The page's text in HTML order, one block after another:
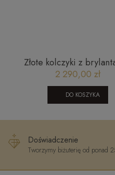
Złote kolczyki z
szafirem JE5243SAPY
2 290,00 zł
DO KOSZYKA
Doświadczenie
Tworzymy biżuterię od ponad